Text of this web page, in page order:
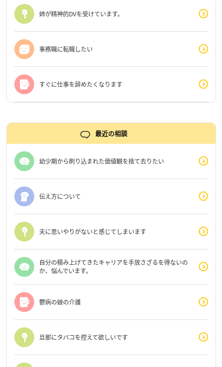
姉が精神的DVを受けています。
事務職に転職したい
すぐに仕事を辞めたくなります
最近の相談
幼少期から刷り込まれた価値観を捨て去りたい
伝え方について
夫に思いやりがないと感じてしまいます
自分の積み上げてきたキャリアを手放さざるを得ないの
か、悩んでいます。
鬱病の娘の介護
旦那にタバコを控えて欲しいです